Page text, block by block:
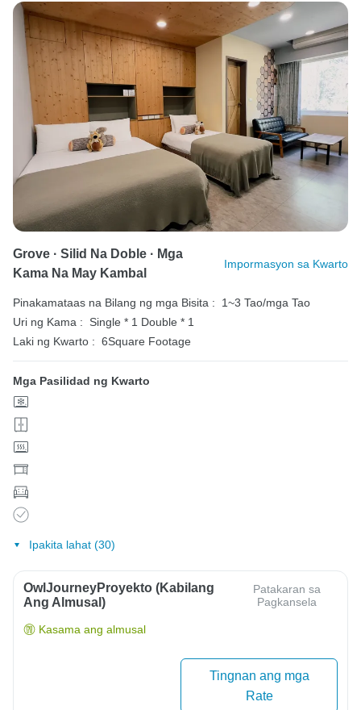
Grove · Silid Na Doble · Mga
Kama Na May Kambal
Impormasyon sa Kwarto
Pinakamataas na Bilang ng mga Bisita :
1~3 Tao/mga Tao
Uri ng Kama :
Single * 1 Double * 1
Laki ng Kwarto : 6Square Footage
Mga Pasilidad ng Kwarto
Ipakita lahat (30)
OwlJourneyProyekto (Kabilang
Ang Almusal)
Patakaran sa
Pagkansela
Kasama ang almusal
Tingnan ang mga
Rate